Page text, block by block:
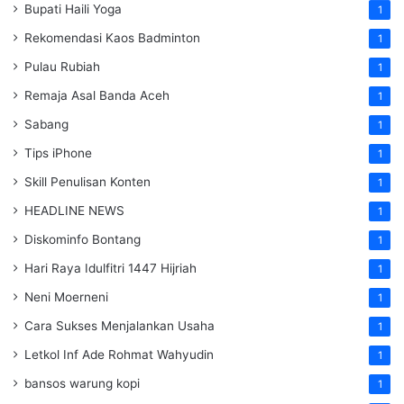
Bupati Haili Yoga 1
Rekomendasi Kaos Badminton 1
Pulau Rubiah 1
Remaja Asal Banda Aceh 1
Sabang 1
Tips iPhone 1
Skill Penulisan Konten 1
HEADLINE NEWS 1
Diskominfo Bontang 1
Hari Raya Idulfitri 1447 Hijriah 1
Neni Moerneni 1
Cara Sukses Menjalankan Usaha 1
Letkol Inf Ade Rohmat Wahyudin 1
bansos warung kopi 1